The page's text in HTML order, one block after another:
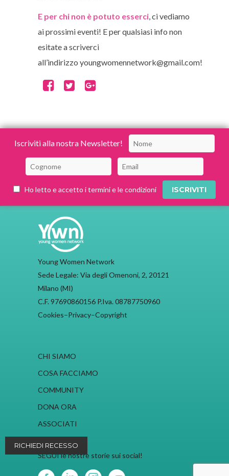
E per chi non è potuto esserci , ci vediamo
ai prossimi eventi! E per qualsiasi info non
esitate a scriverci
all’indirizzo youngwomennetwork@gmail.com!
Iscriviti alla nostra Newsletter!
Ho letto e accetto i termini e le condizioni
Young Women Network
Sede Legale: Via degli Omenoni, 2, 20121
Milano (MI)
C.F. 97690860156 P.Iva. 08787750960
Cookies–Privacy–Copyright
CHI SIAMO
COSA FACCIAMO
COMMUNITY
DONA ORA
ASSOCIATI
SEGUI le nostre storie sui social!
RICHIEDI RECESSO